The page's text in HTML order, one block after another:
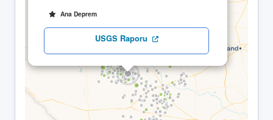
Ana Deprem
USGS Raporu